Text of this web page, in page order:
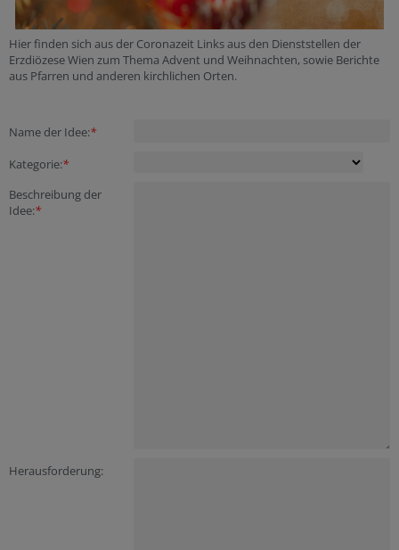
Hier finden sich aus der Coronazeit Links aus den Dienststellen der
Erzdiözese Wien zum Thema Advent und Weihnachten, sowie Berichte
aus Pfarren und anderen kirchlichen Orten.
Secondary phone
Tracking ID
Name der Idee:*
Kategorie:*
Beschreibung der
Idee:*
Herausforderung: